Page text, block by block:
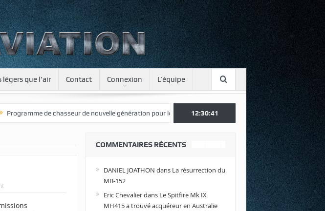
légers que l’air Contact Connexion L’équipe
de chasseur de nouvelle génération pour le Japon Une journée spotter à Luxeuil
12:30:42
COMMENTAIRES RÉCENTS
DANIEL JOATHON dans La résurrection du
MB-152
Eric Chevalierdans Le Spitfire Mk IX
MH415 a trouvé acquéreur en Australie